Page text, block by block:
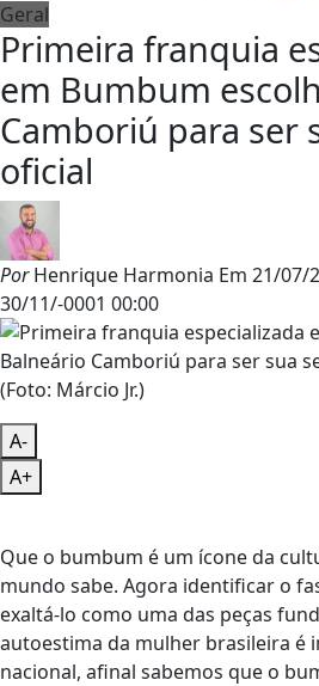
Geral
Primeira franquia
em Bumbum
Camboriú para ser
oficial
PorHenrique Harmonia Em 21/07/
30/11/-0001 00:00
(Foto: Márcio Jr.)
A-
A+
Que o bumbum é um ícone da
mundo sabe. Agora identificar o
exaltá-lo como uma das peças
autoestima da mulher brasileira é
nacional, afinal sabemos que o